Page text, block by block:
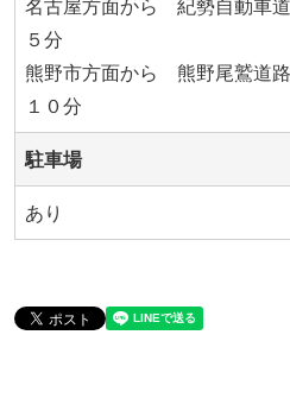
名古屋方面から 紀勢自動車
５分
熊野市方面から 熊野尾鷲道
１０分
駐車場
あり